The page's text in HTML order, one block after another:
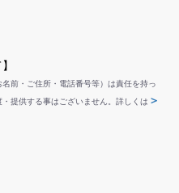
前・ご住所・電話番号等）は責任を持っ
提供する事はございません。詳しくは ＞